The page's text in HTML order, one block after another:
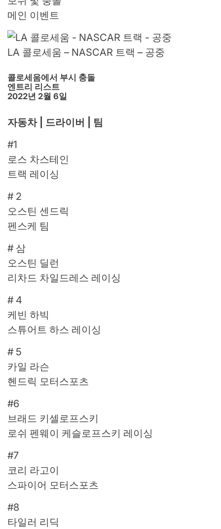
메인 이벤트
LA 콜로세움 – NASCAR 트랙 – 공중
콜로세움에서 부시 충돌
엔트리 리스트
2022년 2월 6일
자동차 | 드라이버 | 팀
#1
로스 차스테인
트랙 레이싱
# 2
오스틴 센드릭
펜스케 팀
# 삼
오스틴 딜런
리차드 차일드레스 레이싱
# 4
케빈 하빅
스튜어트 하스 레이싱
# 5
카일 라슨
헨드릭 모터스포츠
#6
브래드 키셀로프스키
로쉬 펜웨이 케슬로프스키 레이싱
#7
코리 라고이
스파이어 모터스포츠
#8
타일러 리딕